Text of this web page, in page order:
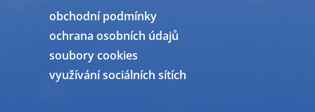
obchodní podmínky
ochrana osobních údajů
soubory cookies
využívání sociálních sítích